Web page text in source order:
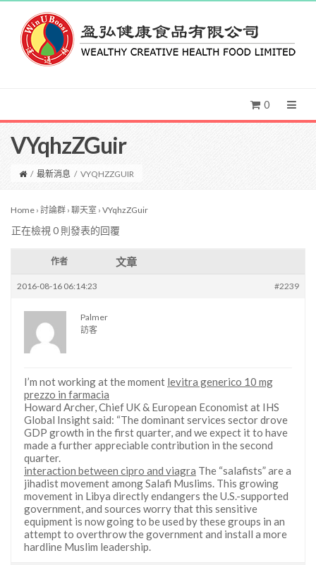
0
VYqhzZGuir
/ 最新消息 / VYQHZZGUIR
Home › 討論群 › 聊天室 › VYqhzZGuir
正在檢視 0 則發表的回覆
作者 文章
2016-08-16 06:14:23 #2239
Palmer
訪客
I’m not working at the moment levitra generico 10 mg
prezzo in farmacia
Howard Archer, Chief UK & European Economist at IHS
Global Insight said: “The dominant services sector drove
GDP growth in the first quarter, and we expect it to have
made a further appreciable contribution in the second
quarter.
interaction between cipro and viagra The “salafists” are a
jihadist movement among Salafi Muslims. This growing
movement in Libya directly endangers the U.S.-supported
government, and sources worry that this sensitive
equipment is now going to be used by these groups in an
attempt to overthrow the government and install a more
hardline Muslim leadership.